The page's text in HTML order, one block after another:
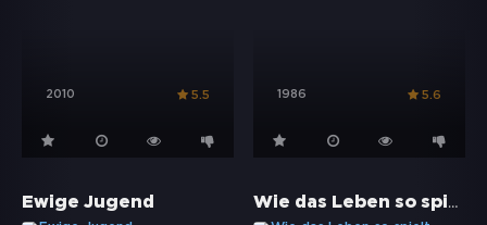
2010 5.5 1986 5.6
Ewige Jugend Wie das Leben so spielt